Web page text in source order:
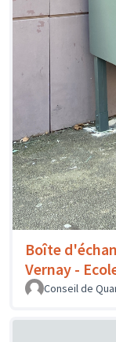
Boîte
Vernay -
Conseil de